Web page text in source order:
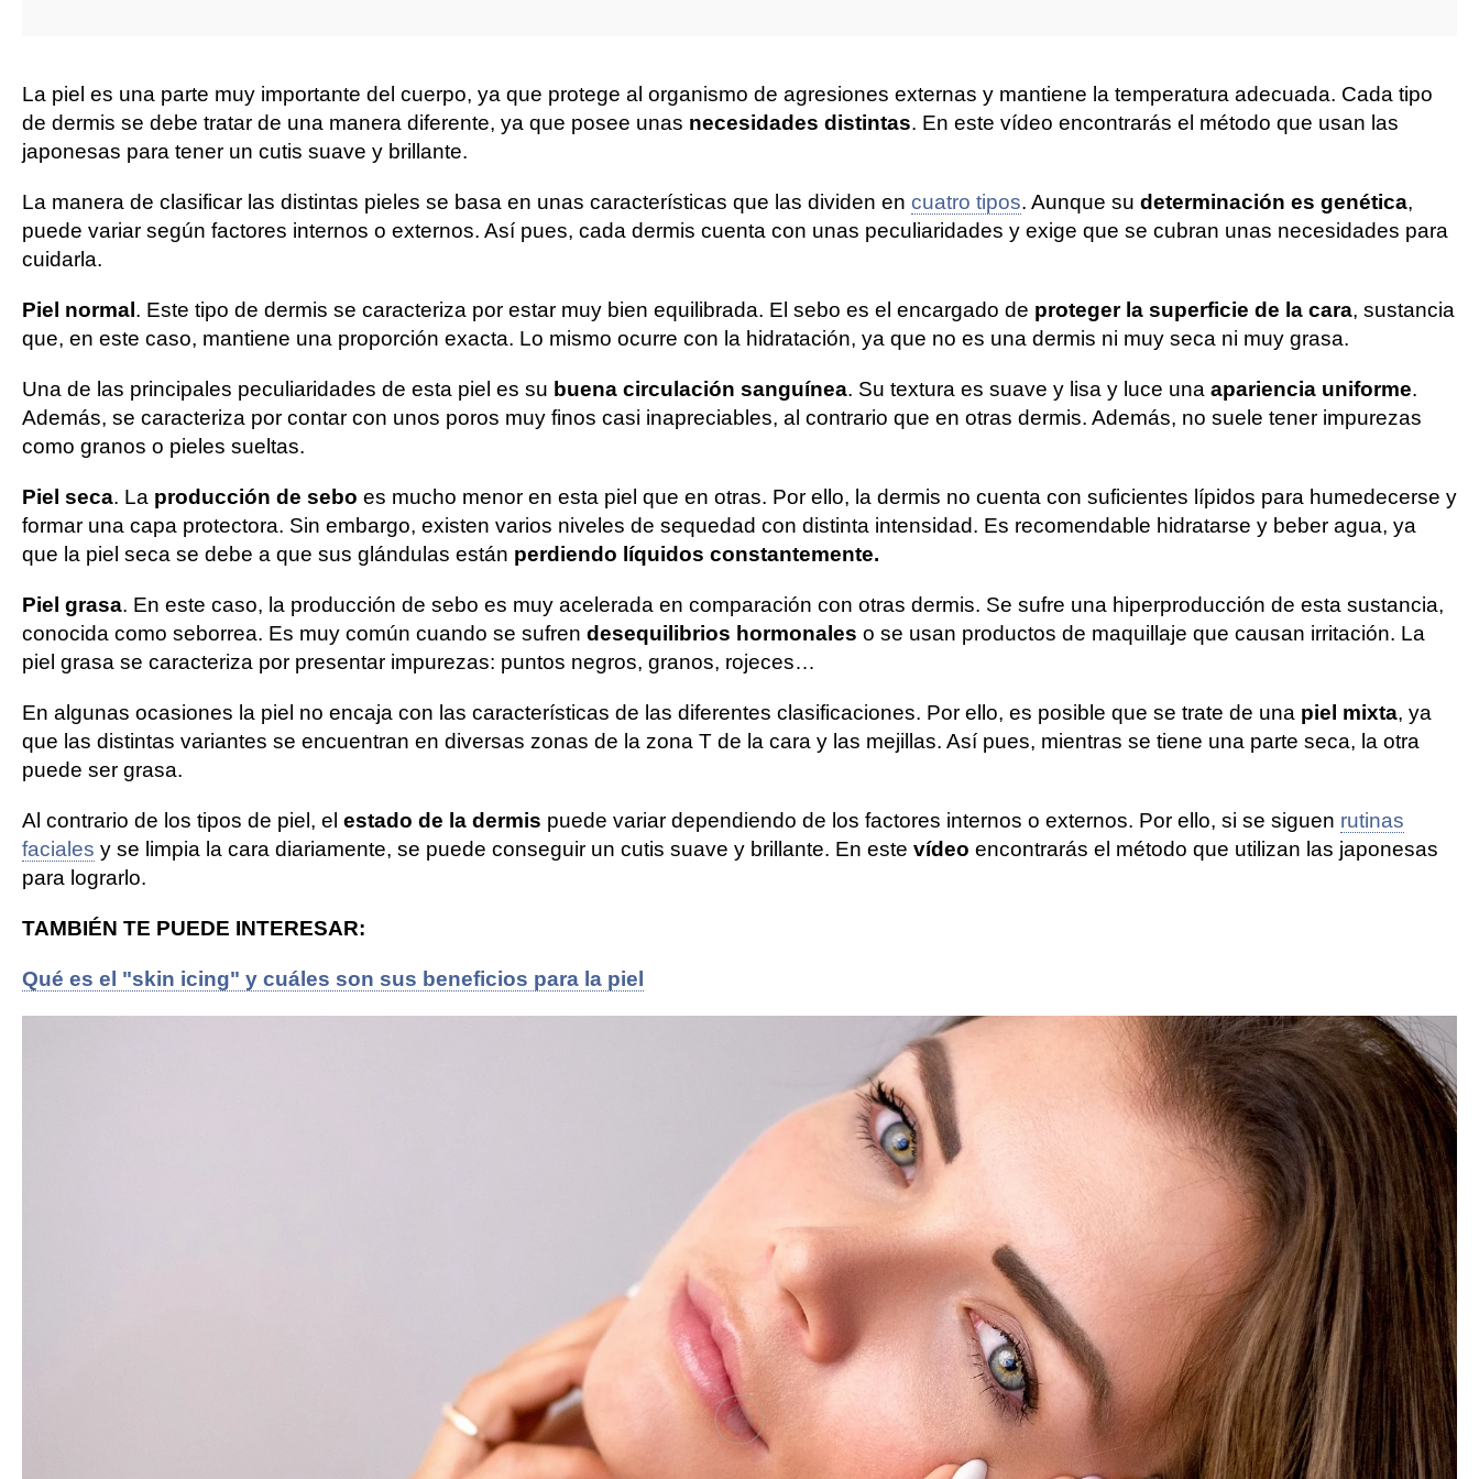
La piel es una parte muy importante del cuerpo, ya que protege al organismo de agresiones externas y mantiene la temperatura adecuada. Cada tipo
de dermis se debe tratar de una manera diferente, ya que posee unas necesidades distintas. En este vídeo encontrarás el método que usan las
japonesas para tener un cutis suave y brillante.
La manera de clasificar las distintas pieles se basa en unas características que las dividen en cuatro tipos. Aunque su determinación es genética,
puede variar según factores internos o externos. Así pues, cada dermis cuenta con unas peculiaridades y exige que se cubran unas necesidades para
cuidarla.
Piel normal . Este tipo de dermis se caracteriza por estar muy bien equilibrada. El sebo es el encargado de proteger la superficie de la cara, sustancia
que, en este caso, mantiene una proporción exacta. Lo mismo ocurre con la hidratación, ya que no es una dermis ni muy seca ni muy grasa.
Una de las principales peculiaridades de esta piel es su buena circulación sanguínea. Su textura es suave y lisa y luce una apariencia uniforme.
Además, se caracteriza por contar con unos poros muy finos casi inapreciables, al contrario que en otras dermis. Además, no suele tener impurezas
como granos o pieles sueltas.
Piel seca. La producción de sebo es mucho menor en esta piel que en otras. Por ello, la dermis no cuenta con suficientes lípidos para humedecerse y
formar una capa protectora. Sin embargo, existen varios niveles de sequedad con distinta intensidad. Es recomendable hidratarse y beber agua, ya
que la piel seca se debe a que sus glándulas están perdiendo líquidos constantemente.
Piel grasa. En este caso, la producción de sebo es muy acelerada en comparación con otras dermis. Se sufre una hiperproducción de esta sustancia,
conocida como seborrea. Es muy común cuando se sufren desequilibrios hormonales o se usan productos de maquillaje que causan irritación. La
piel grasa se caracteriza por presentar impurezas: puntos negros, granos, rojeces…
En algunas ocasiones la piel no encaja con las características de las diferentes clasificaciones. Por ello, es posible que se trate de una piel mixta, ya
que las distintas variantes se encuentran en diversas zonas de la zona T de la cara y las mejillas. Así pues, mientras se tiene una parte seca, la otra
puede ser grasa.
Al contrario de los tipos de piel, el estado de la dermis puede variar dependiendo de los factores internos o externos. Por ello, si se siguen rutinas
faciales y se limpia la cara diariamente, se puede conseguir un cutis suave y brillante. En este vídeo encontrarás el método que utilizan las japonesas
para lograrlo.
TAMBIÉN TE PUEDE INTERESAR:
Qué es el "skin icing" y cuáles son sus beneficios para la piel